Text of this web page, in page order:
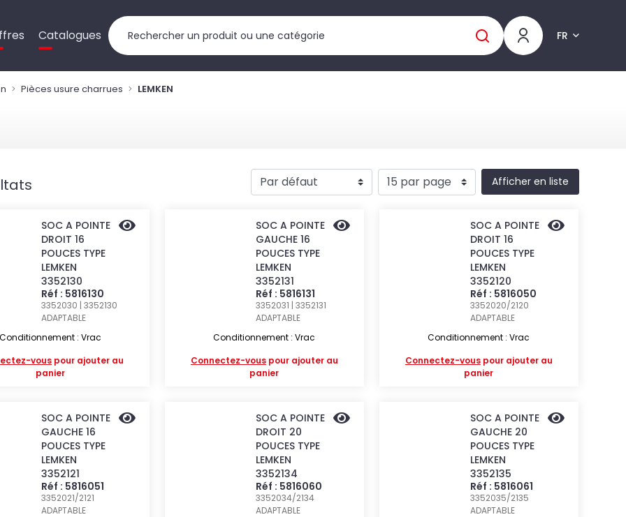
Catalogues FR
Pièces usure charrues LEMKEN
Afficher en liste
SOC A POINTE
DROIT 16
POUCES TYPE
LEMKEN
3352130
Réf : 5816130
3352030 | 3352130
ADAPTABLE
: Vrac
vous pour ajouter au
panier
SOC A POINTE
GAUCHE 16
POUCES TYPE
LEMKEN
3352131
Réf : 5816131
3352031 | 3352131
ADAPTABLE
Conditionnement : Vrac
Connectez-vouspour ajouter au
panier
SOC A POINTE
DROIT 16
POUCES TYPE
LEMKEN
3352120
Réf : 5816050
3352020/2120
ADAPTABLE
Conditionnement : Vrac
Connectez-vouspour ajouter au
panier
SOC A POINTE
GAUCHE 16
POUCES TYPE
LEMKEN
3352121
Réf : 5816051
3352021/2121
ADAPTABLE
SOC A POINTE
DROIT 20
POUCES TYPE
LEMKEN
3352134
Réf : 5816060
3352034/2134
ADAPTABLE
SOC A POINTE
GAUCHE 20
POUCES TYPE
LEMKEN
3352135
Réf : 5816061
3352035/2135
ADAPTABLE